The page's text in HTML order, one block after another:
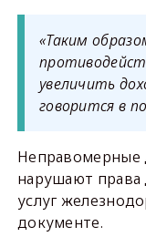
«Таким
увеличить
говорится в
Неправомерные
нарушают права
услуг
документе.